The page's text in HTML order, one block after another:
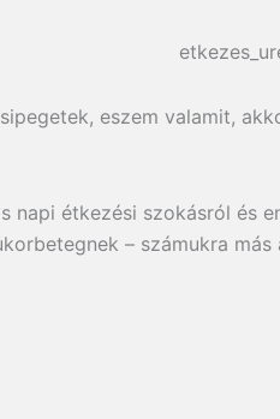
eszem valamit,
napi étkezési szokásról és
– számukra más